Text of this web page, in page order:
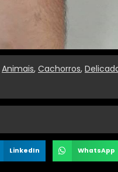
Animais, Cachorros,
LinkedIn WhatsApp